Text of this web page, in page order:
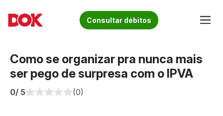
content
Acesse o Blog e conheça todos os nossos artigos | DOK
Fique por dentro de artigos sobre o trânsito brasileiro!
Conheça informações sobre licenciamento, ipva, multas e
Consultar débitos
Como se organizar pra nunca mais
ser pego de surpresa com o IPVA
0/ 5 (0)